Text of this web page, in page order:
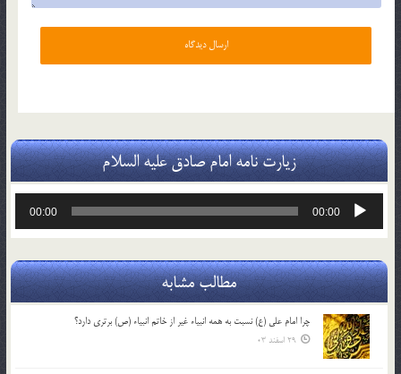
زیارت نامه امام صادق علیه السلام
پخش‌کننده
00:00
00:00
مطالب مشابه
چرا امام علی (ع) نسبت به همه انبیاء غیر از خاتم انبیاء (ص) برتری دارد؟
29 اسفند 03